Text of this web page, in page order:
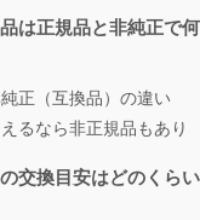
は正規品と非純正で
正（互換品）の違い
るなら非正規品もあり
交換目安はどのくらい